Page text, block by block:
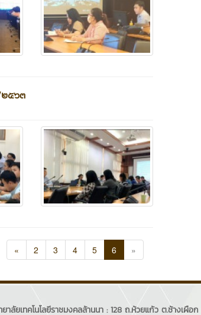
๒๕๖๓
« 2 3 4 5 6 »
าลัยเทคโนโลยีราชมงคลล้านนา : 128 ถ.ห้วยแก้ว ต.ช้างเผือ